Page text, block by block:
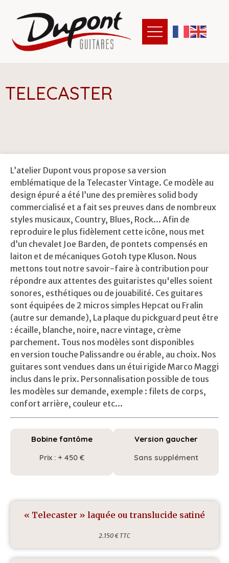
TELECASTER
L’atelier Dupont vous propose sa version
emblématique de la Telecaster Vintage. Ce modèle au
design épuré a été l’une des premières solid body
commercialisé et a fait ses preuves dans de nombreux
styles musicaux, Country, Blues, Rock... Afin de
reproduire le plus fidèlement cette icône, nous met
d’un chevalet Joe Barden, de pontets compensés en
laiton et de mécaniques Gotoh type Kluson. Nous
mettons tout notre savoir-faire à contribution pour
répondre aux attentes des guitaristes qu'elles soient
sonores, esthétiques ou de jouabilité. Ces guitares
sont équipées de 2 micros simples Hepcat ou Fralin
(autre sur demande), La plaque du pickguard peut être
: écaille, blanche, noire, nacre vintage, crème
parchement. Tous nos modèles sont disponibles
en version touche Palissandre ou érable, au choix. Nos
guitares sont vendues dans un étui rigide Marco Maggi
inclus dans le prix. Personnalisation possible de tous
les modèles sur demande, exemple : filets de corps,
confort arrière, couleur etc...
Bobine fantôme
Prix : + 450 €
Version gaucher
Sans supplément
« Telecaster » laquée ou translucide satiné
2.150 € TTC